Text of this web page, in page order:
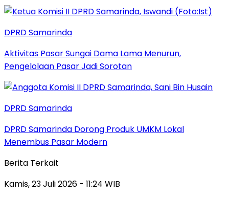
DPRD Samarinda
Aktivitas Pasar Sungai Dama Lama Menurun,
Pengelolaan Pasar Jadi Sorotan
DPRD Samarinda
DPRD Samarinda Dorong Produk UMKM Lokal
Menembus Pasar Modern
Berita Terkait
Kamis, 23 Juli 2026 - 11:24 WIB